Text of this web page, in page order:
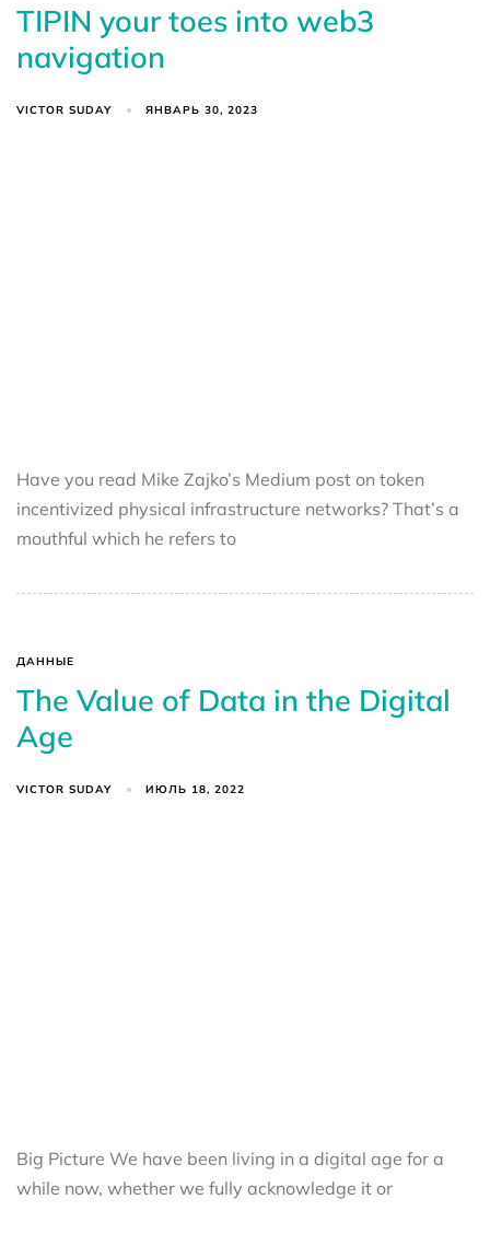
TIPIN your toes into web3
navigation
VICTOR SUDAY ЯНВАРЬ 30, 2023
Have you read Mike Zajko’s Medium post on token
incentivized physical infrastructure networks? That’s a
mouthful which he refers to
ДАННЫЕ
The Value of Data in the Digital
Age
VICTOR SUDAY ИЮЛЬ 18, 2022
Big Picture We have been living in a digital age for a
while now, whether we fully acknowledge it or